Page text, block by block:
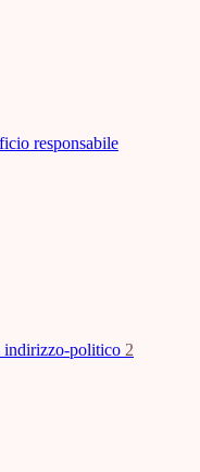
responsabile
indirizzo-politico 2